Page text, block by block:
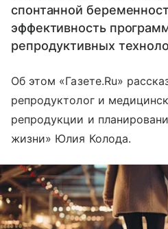
спонтанной
эффективность
репродуктивных
Об этом «Газете.Ru»
репродуктолог и
репродукции и
жизни» Юлия Колода.